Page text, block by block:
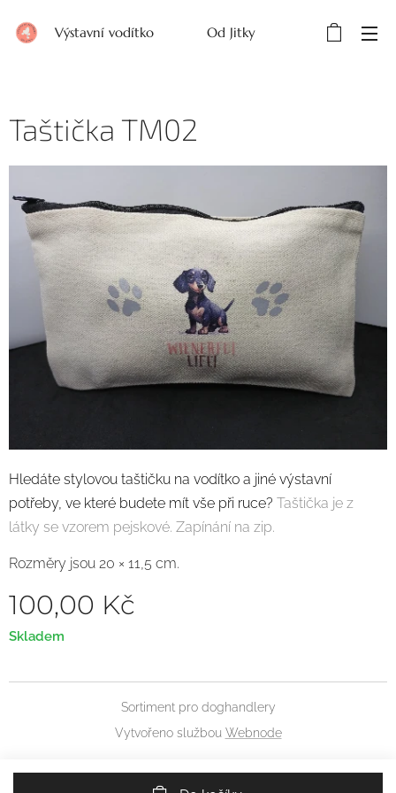
Výstavní vodítko Od Jitky
Taštička TM02
Hledáte stylovou taštičku na vodítko a jiné výstavní
potřeby, ve které budete mít vše při ruce? Taštička je z
látky se vzorem pejskové. Zapínání na zip.
Rozměry jsou 20 × 11,5 cm.
100,00 Kč
Skladem
Sortiment pro doghandlery
Vytvořeno službou Webnode